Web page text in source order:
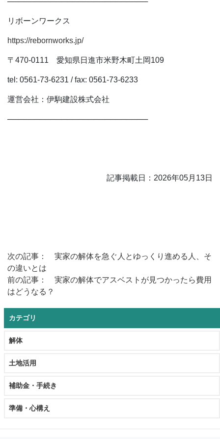
リボーンワークス
https://rebornworks.jp/
〒470-0111 愛知県日進市米野木町土岡109
tel: 0561-73-6231 / fax: 0561-73-6233
運営会社：伊駒建設株式会社
──────────────────────────
記事掲載日：2026年05月13日
次の記事： 実家の解体を急ぐ人とゆっくり進める人、そ
の違いとは
前の記事： 実家の解体でアスベストが見つかったら費用
はどうなる？
カテゴリ
解体
土地活用
補助金・手続き
準備・心構え